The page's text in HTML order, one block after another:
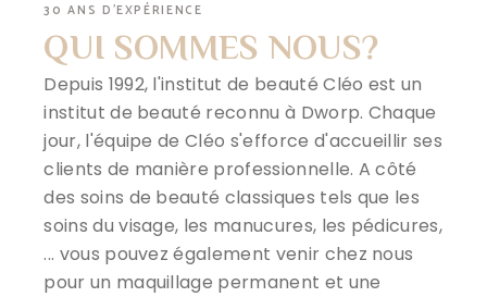
30 ANS D'EXPÉRIENCE
QUI SOMMES NOUS?
Depuis 1992, l'institut de beauté Cléo est un
institut de beauté reconnu à Dworp. Chaque
jour, l'équipe de Cléo s'efforce d'accueillir ses
clients de manière professionnelle. A côté
des soins de beauté classiques tels que les
soins du visage, les manucures, les pédicures,
... vous pouvez également venir chez nous
pour un maquillage permanent et une